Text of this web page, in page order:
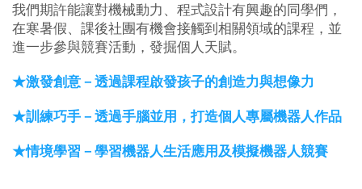
我們期許能讓對機械動力、程式設計有興趣的同學們，
在寒暑假、課後社團有機會接觸到相關領域的課程，並
進一步參與競賽活動，發掘個人天賦。
★激發創意－透過課程啟發孩子的創造力與想像力
★訓練巧手－透過手腦並用，打造個人專屬機器人作品
★情境學習－學習機器人生活應用及模擬機器人競賽